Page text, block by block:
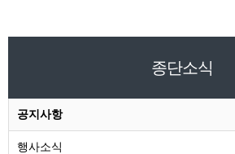
종단소식
공지사항
행사소식